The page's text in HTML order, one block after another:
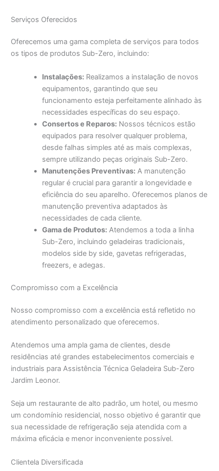
Serviços Oferecidos
Oferecemos uma gama completa de serviços para todos
os tipos de produtos Sub-Zero, incluindo:
Instalações: Realizamos a instalação de novos
equipamentos, garantindo que seu
funcionamento esteja perfeitamente alinhado às
necessidades específicas do seu espaço.
Consertos e Reparos: Nossos técnicos estão
equipados para resolver qualquer problema,
desde falhas simples até as mais complexas,
sempre utilizando peças originais Sub-Zero.
Manutenções Preventivas: A manutenção
regular é crucial para garantir a longevidade e
eficiência do seu aparelho. Oferecemos planos de
manutenção preventiva adaptados às
necessidades de cada cliente.
Gama de Produtos: Atendemos a toda a linha
Sub-Zero, incluindo geladeiras tradicionais,
modelos side by side, gavetas refrigeradas,
freezers, e adegas.
Compromisso com a Excelência
Nosso compromisso com a excelência está refletido no
atendimento personalizado que oferecemos.
Atendemos uma ampla gama de clientes, desde
residências até grandes estabelecimentos comerciais e
industriais para Assistência Técnica Geladeira Sub-Zero
Jardim Leonor.
Seja um restaurante de alto padrão, um hotel, ou mesmo
um condomínio residencial, nosso objetivo é garantir que
sua necessidade de refrigeração seja atendida com a
máxima eficácia e menor inconveniente possível.
Clientela Diversificada